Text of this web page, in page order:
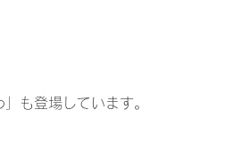
も登場しています。